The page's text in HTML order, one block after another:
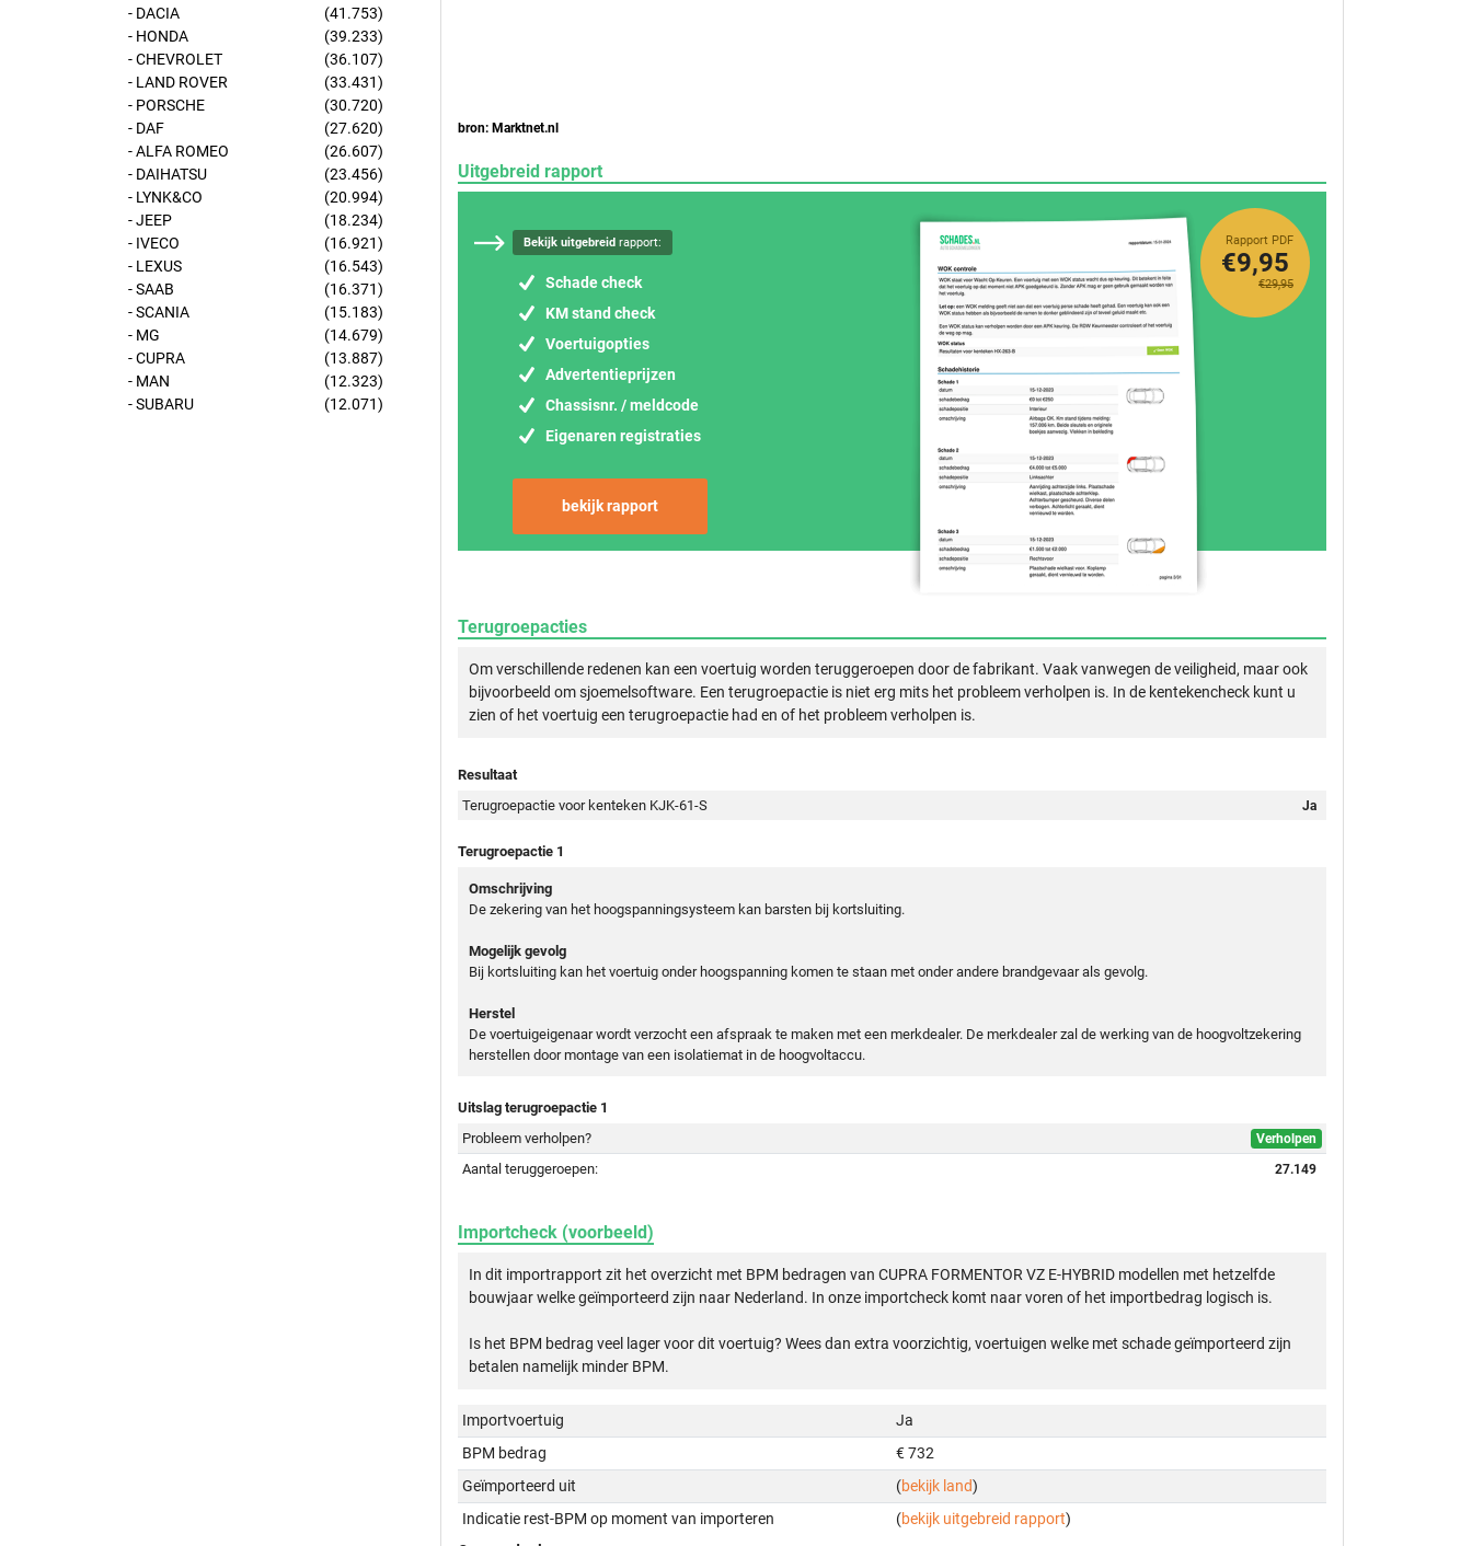
- DACIA
(41.753)
- HONDA
(39.233)
- CHEVROLET
(36.107)
- LAND ROVER
(33.431)
- PORSCHE
(30.720)
- DAF
(27.620)
- ALFA ROMEO
(26.607)
- DAIHATSU
(23.456)
- LYNK&CO
(20.994)
- JEEP
(18.234)
- IVECO
(16.921)
- LEXUS
(16.543)
- SAAB
(16.371)
- SCANIA
(15.183)
- MG
(14.679)
- CUPRA
(13.887)
- MAN
(12.323)
- SUBARU
(12.071)
bron: Marktnet.nl
Uitgebreid rapport
Bekijk uitgebreid rapport:
Schade check
KM stand check
Voertuigopties
Advertentieprijzen
Chassisnr. / meldcode
Eigenaren registraties
bekijk rapport
Rapport PDF
€29,95
€9,95
Terugroepacties
Om verschillende redenen kan een voertuig worden teruggeroepen door de fabrikant. Vaak vanwegen de veiligheid, maar ook
bijvoorbeeld om sjoemelsoftware. Een terugroepactie is niet erg mits het probleem verholpen is. In de kentekencheck kunt u
zien of het voertuig een terugroepactie had en of het probleem verholpen is.
Resultaat
Terugroepactie voor kenteken KJK-61-S
Ja
Terugroepactie 1
Omschrijving
De zekering van het hoogspanningsysteem kan barsten bij kortsluiting.
Mogelijk gevolg
Bij kortsluiting kan het voertuig onder hoogspanning komen te staan met onder andere brandgevaar als gevolg.
Herstel
De voertuigeigenaar wordt verzocht een afspraak te maken met een merkdealer. De merkdealer zal de werking van de hoogvoltzekering
herstellen door montage van een isolatiemat in de hoogvoltaccu.
Uitslag terugroepactie 1
Probleem verholpen?
Verholpen
Aantal teruggeroepen: 27.149
Importcheck (voorbeeld)
In dit importrapport zit het overzicht met BPM bedragen van CUPRA FORMENTOR VZ E-HYBRID modellen met hetzelfde
bouwjaar welke geïmporteerd zijn naar Nederland. In onze importcheck komt naar voren of het importbedrag logisch is.
Is het BPM bedrag veel lager voor dit voertuig? Wees dan extra voorzichtig, voertuigen welke met schade geïmporteerd zijn
betalen namelijk minder BPM.
Importvoertuig
Ja
BPM bedrag
€ 732
Geïmporteerd uit
(bekijk land)
Indicatie rest-BPM op moment van importeren
(bekijk uitgebreid rapport)